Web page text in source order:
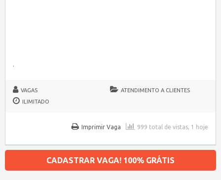
.
VAGAS
ATENDIMENTO A CLIENTES
ILIMITADO
999 total de vistas, 1 hoje
Imprimir Vaga
CADASTRAR VAGA! 100% GRÁTIS